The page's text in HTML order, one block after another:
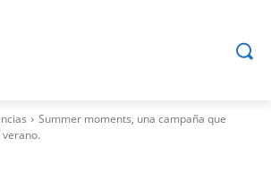
Summer moments, una campaña que